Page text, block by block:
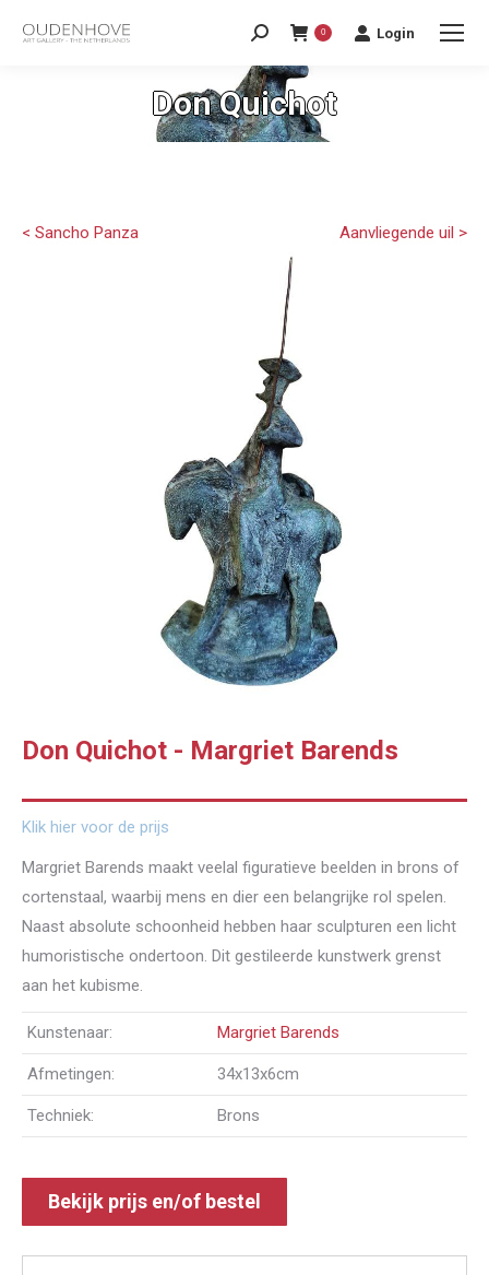
0 Login
Don Quichot
Aanvliegende uil >
< Sancho Panza
Don Quichot - Margriet Barends
Klik hier voor de prijs
Margriet Barends maakt veelal figuratieve beelden in brons of
cortenstaal, waarbij mens en dier een belangrijke rol spelen.
Naast absolute schoonheid hebben haar sculpturen een licht
humoristische ondertoon. Dit gestileerde kunstwerk grenst
aan het kubisme.
Kunstenaar: Margriet Barends
Afmetingen: 34x13x6cm
Techniek: Brons
Bekijk prijs en/of bestel